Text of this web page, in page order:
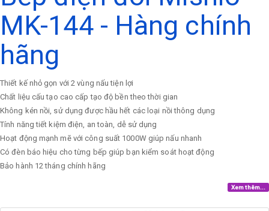
MK-144 - Hàng chính
hãng
Thiết kế nhỏ gọn với 2 vùng nấu tiện lợi
Chất liệu cấu tạo cao cấp tạo độ bền theo thời gian
Không kén nồi, sử dụng được hầu hết các loại nồi thông dụng
Tính năng tiết kiệm điện, an toàn, dễ sử dụng
Hoạt động mạnh mẽ với công suất 1000W giúp nấu nhanh
Có đèn báo hiệu cho từng bếp giúp bạn kiểm soát hoạt động
Bảo hành 12 tháng chính hãng
Xem thêm...